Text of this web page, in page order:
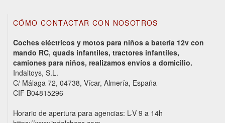
CÓMO CONTACTAR CON NOSOTROS
Coches eléctricos y motos para niños a batería 12v con
mando RC, quads infantiles, tractores infantiles,
camiones para niños, realizamos envíos a domicilio.
Indaltoys, S.L.
C/ Málaga 72, 04738, Vícar, Almería, España
CIF B04815296
Horario de apertura para agencias: L-V 9 a 14h